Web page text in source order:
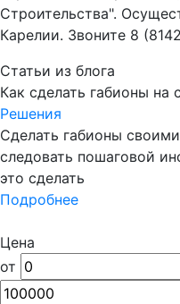
Строительства".
Карелии. Звоните 8
Статьи из блога
Как сделать габионы
Решения
Сделать габионы
следовать пошаговой
это сделать
Подробнее
Цена
от